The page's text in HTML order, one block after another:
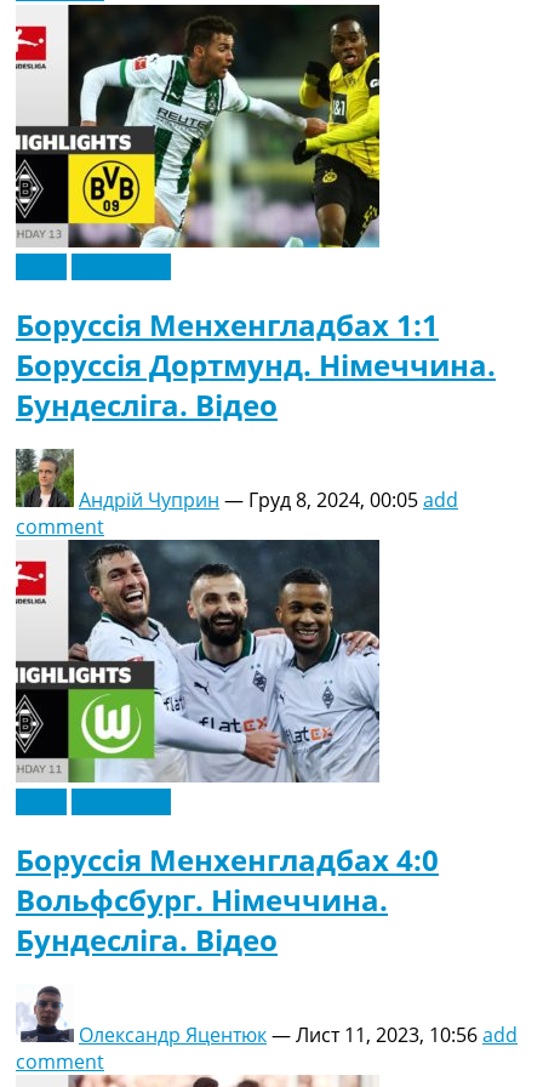
Боруссія Менхенгладбах 1:1
Боруссія Дортмунд. Німеччина.
Бундесліга. Відео
Андрій Чуприн — Груд 8, 2024, 00:05add
comment
Боруссія Менхенгладбах 4:0
Вольфсбург. Німеччина.
Бундесліга. Відео
Олександр Яцентюк—Лист 11, 2023, 10:56add
comment